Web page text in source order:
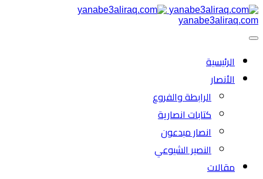
yanabe3aliraq.com
الرئیسية
الأنصار
الرابطة والفروع
كتابات انصارية
انصار مبدعون
النصیر الشیوعي
مقالات